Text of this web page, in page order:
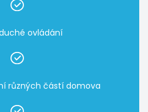
ovládání
různých částí domova